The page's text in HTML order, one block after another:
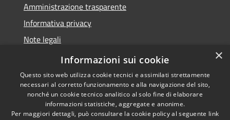
Amministrazione trasparente
Informativa privacy
Note legali
Dichiarazione di accessibilità
Copyright © 2026 • Comune di
×
Informazioni sui cookie
Questo sito web utilizza cookie tecnici e assimilati strettamente
necessari al corretto funzionamento e alla navigazione del sito,
nonché un cookie tecnico analitico al solo fine di elaborare
informazioni statistiche, aggregate e anonime.
Per maggiori dettagli, può consultare la cookie policy al seguente link